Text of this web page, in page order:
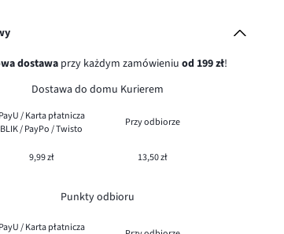
dostawaprzy każdym zamówieniu od 199 zł!
Dostawa do domu Kurierem
PayU / Karta płatnicza
BLIK / PayPo / Twisto
Przy odbiorze
9,99 zł 13,50 zł
Punkty odbioru
PayU / Karta płatnicza